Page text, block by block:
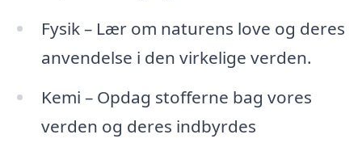
Fysik – Lær om naturens love og deres
anvendelse i den virkelige verden.
Kemi – Opdag stofferne bag vores
verden og deres indbyrdes